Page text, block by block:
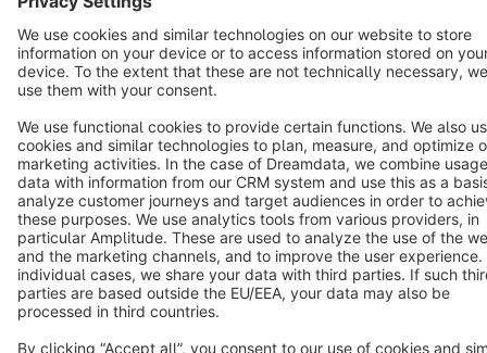
Copyright © shopware AG - All rights reserved
Notice: * All prices are quoted net of the statutory value-added tax